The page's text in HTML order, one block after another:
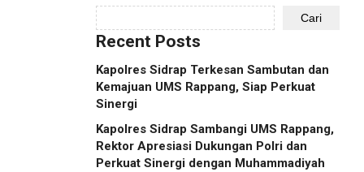
Cari
Recent Posts
Kapolres Sidrap Terkesan Sambutan dan
Kemajuan UMS Rappang, Siap Perkuat
Sinergi
Kapolres Sidrap Sambangi UMS Rappang,
Rektor Apresiasi Dukungan Polri dan
Perkuat Sinergi dengan Muhammadiyah